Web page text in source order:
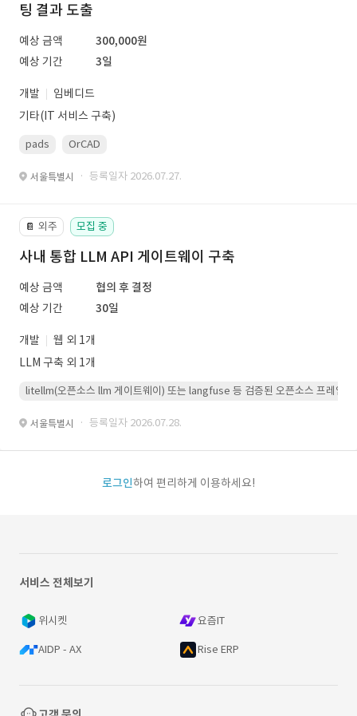
팅 결과 도출
예상 금액
300,000원
예상 기간
3일
개발
임베디드
기타(IT 서비스 구축)
pads OrCAD
서울특별시 · 등록일자 2026.07.27.
📔 외주 모집 중
사내 통합 LLM API 게이트웨이 구축
예상 금액
협의 후 결정
예상 기간
30일
개발
웹 외 1개
LLM 구축 외 1개
litellm(오픈소스 llm 게이트웨이) 또는 langfuse 등 검증된 오픈소스 프레임워
서울특별시 · 등록일자 2026.07.28.
로그인하여 편리하게 이용하세요!
서비스 전체보기
위시켓 요즘IT
AIDP - AX Rise ERP